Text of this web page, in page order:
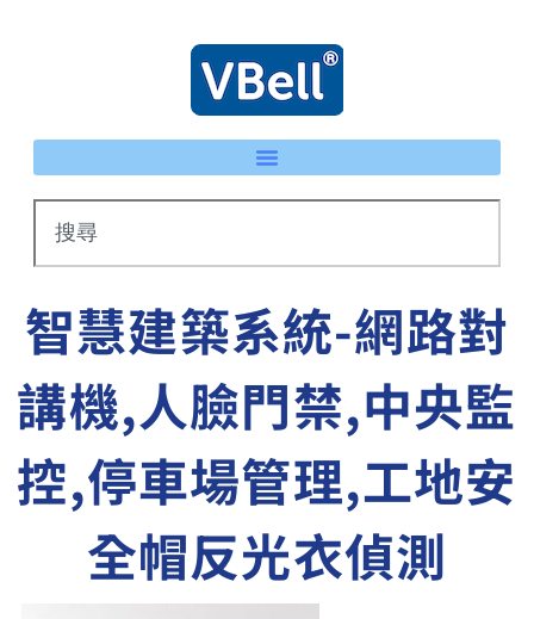
智慧建築系統-網路對
講機,人臉門禁,中央監
控,停車場管理,工地安
全帽反光衣偵測